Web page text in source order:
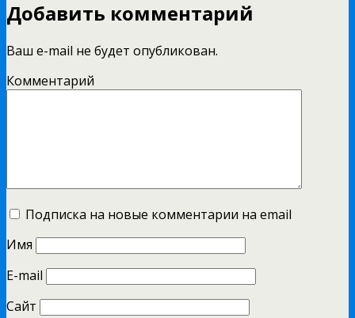
Добавить комментарий
Ваш e-mail не будет опубликован.
Комментарий
Подписка на новые комментарии на email
Имя
E-mail
Сайт